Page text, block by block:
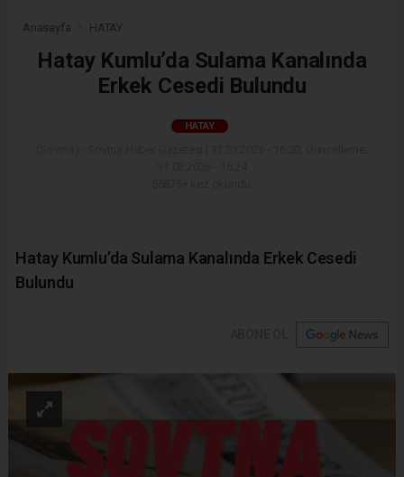
Anasayfa HATAY
Hatay Kumlu’da Sulama Kanalında
Erkek Cesedi Bulundu
HATAY
Hatay Kumlu’da Sulama Kanalında Erkek Cesedi
Bulundu